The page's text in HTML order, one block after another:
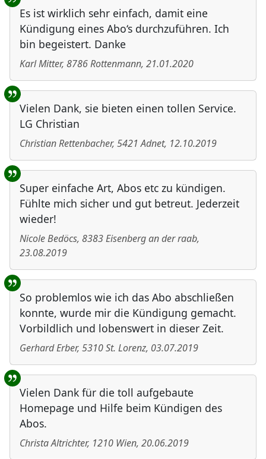
Es ist wirklich sehr einfach, damit eine
Kündigung eines Abo‘s durchzuführen. Ich
bin begeistert. Danke
Karl Mitter, 8786Rottenmann, 21.01.2020
Vielen Dank, sie bieten einen tollen Service.
LG Christian
Christian Rettenbacher, 5421 Adnet, 12.10.2019
Super einfache Art, Abos etc zu kündigen.
Fühlte mich sicher und gut betreut. Jederzeit
wieder!
Nicole Bedöcs, 8383Eisenberg an der raab,
23.08.2019
So problemlos wie ich das Abo abschließen
konnte, wurde mir die Kündigung gemacht.
Vorbildlich und lobenswert in dieser Zeit.
Gerhard Erber, 5310St. Lorenz, 03.07.2019
Vielen Dank für die toll aufgebaute
Homepage und Hilfe beim Kündigen des
Abos.
Christa Altrichter, 1210 Wien, 20.06.2019